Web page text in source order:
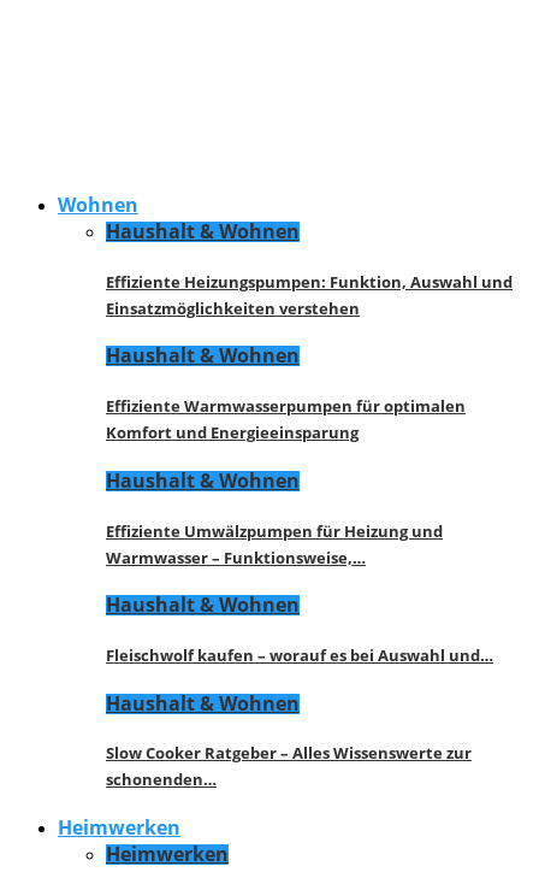
Wohnen
Haushalt & Wohnen
Effiziente Heizungspumpen: Funktion, Auswahl und
Einsatzmöglichkeiten verstehen
Haushalt & Wohnen
Effiziente Warmwasserpumpen für optimalen
Komfort und Energieeinsparung
Haushalt & Wohnen
Effiziente Umwälzpumpen für Heizung und
Warmwasser – Funktionsweise,…
Haushalt & Wohnen
Fleischwolf kaufen – worauf es bei Auswahl und…
Haushalt & Wohnen
Slow Cooker Ratgeber – Alles Wissenswerte zur
schonenden…
Heimwerken
Heimwerken